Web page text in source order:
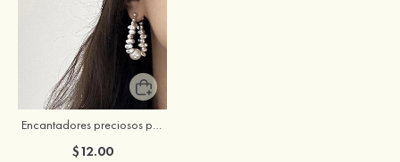
Encantadores preciosos perla pendientes
$12.00